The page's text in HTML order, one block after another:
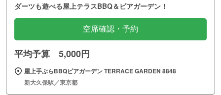
ダーツも遊べる屋上テラスBBQ＆ビアガーデン！
空席確認・予約
平均予算 5,000円
屋上手ぶらBBQビアガーデン TERRACE GARDEN 8848
新大久保駅／東京都